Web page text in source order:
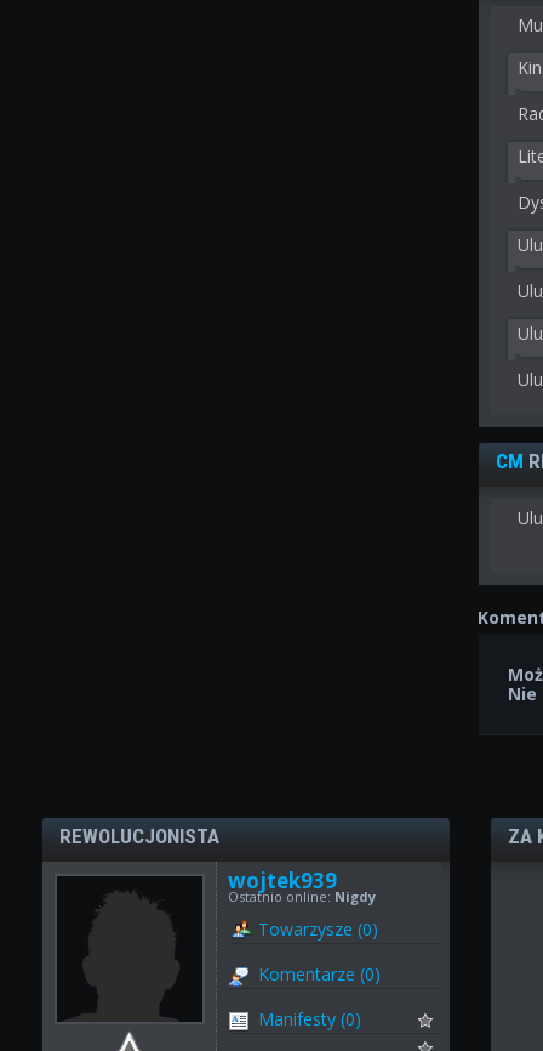
CM
REWOLUCJONISTA
wojtek939
Ostatnio online: Nigdy
Towarzysze (0)
Komentarze (0)
Manifesty (0)
ZA